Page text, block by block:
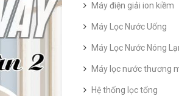
Máy điện giải ion kiềm
Máy Lọc Nước Uống
Máy Lọc Nước Nóng
Máy lọc nước thương
Hệ thống lọc tổng